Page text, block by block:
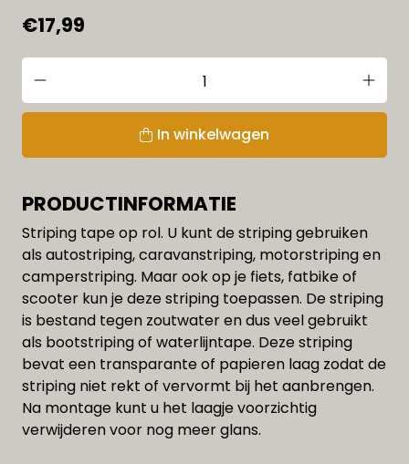
€17,99
In winkelwagen
PRODUCTINFORMATIE
Striping tape op rol. U kunt de striping gebruiken
als autostriping, caravanstriping, motorstriping en
camperstriping. Maar ook op je fiets, fatbike of
scooter kun je deze striping toepassen. De striping
is bestand tegen zoutwater en dus veel gebruikt
als bootstriping of waterlijntape. Deze striping
bevat een transparante of papieren laag zodat de
striping niet rekt of vervormt bij het aanbrengen.
Na montage kunt u het laagje voorzichtig
verwijderen voor nog meer glans.